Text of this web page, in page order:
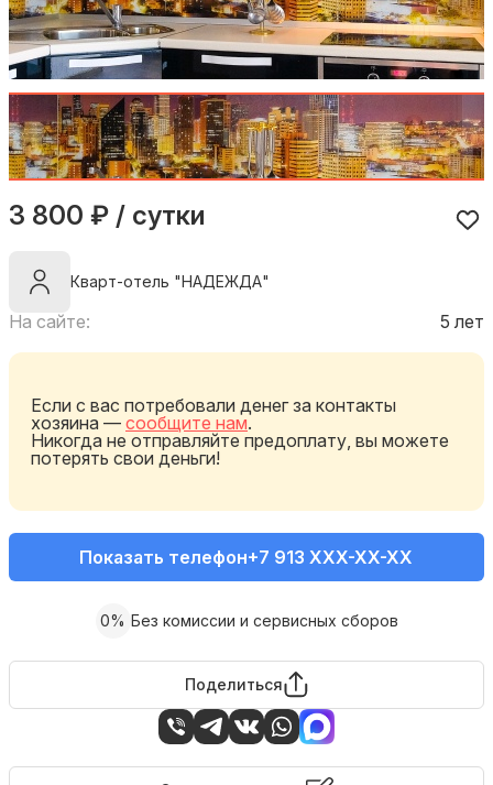
3 800 ₽ / сутки
Кварт-отель "НАДЕЖДА"
На сайте: 5 лет
Если с вас потребовали денег за контакты
хозяина — сообщите нам.
Никогда не отправляйте предоплату, вы можете
потерять свои деньги!
Показать телефон+7 913 XXX-XX-XX
0% Без комиссии и сервисных сборов
Поделиться